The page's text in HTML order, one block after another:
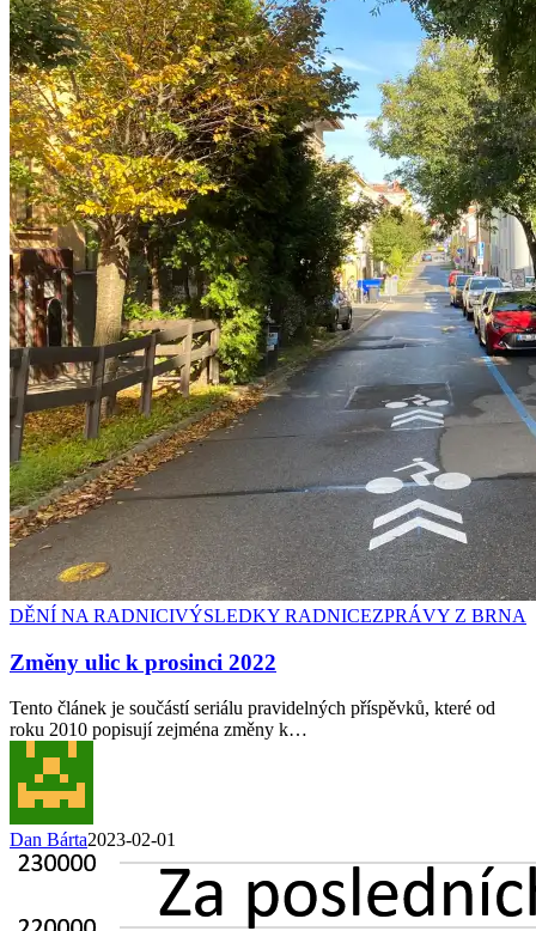
DĚNÍ NA RADNICIVÝSLEDKY RADNICEZPRÁVY Z BRNA
Změny ulic k prosinci 2022
Tento článek je součástí seriálu pravidelných příspěvků, které od
roku 2010 popisují zejména změny k…
Dan Bárta2023-02-01